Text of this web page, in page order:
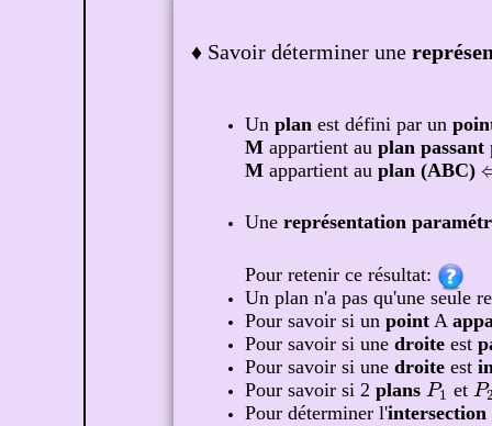
♦ Savoir déterminer une
Un plan est défini par un
M appartient au plan passant
M appartient au plan (ABC)
Une représentation
Pour retenir ce résultat:
Un plan n'a pas qu'une seule
Pour savoir si un point A
Pour savoir si une droite est
Pour savoir si une droite est
Pour savoir si 2 plans P1
P1 et P
P
Pour déterminer l'